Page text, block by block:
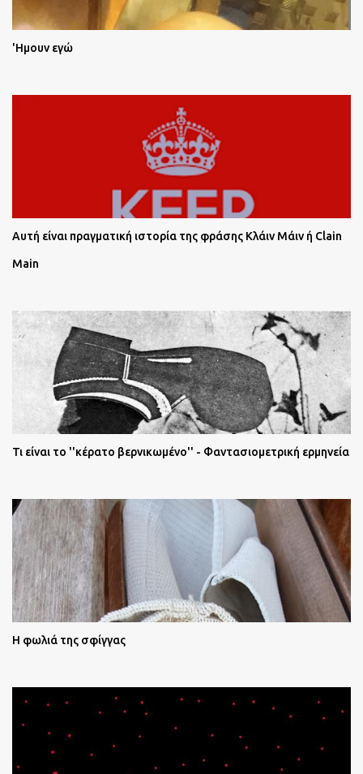
'Ημουν εγώ
Αυτή είναι πραγματική ιστορία της φράσης Κλάιν Μάιν ή Clain
Main
Τι είναι το ''κέρατο βερνικωμένο'' - Φαντασιομετρική ερμηνεία
Η φωλιά της σφίγγας